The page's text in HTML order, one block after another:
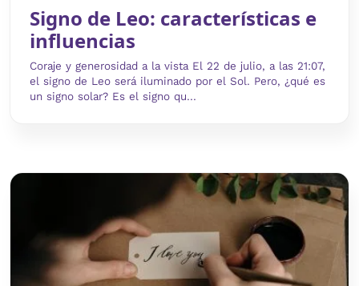
Signo de Leo: características e
influencias
Coraje y generosidad a la vista El 22 de julio, a las 21:07,
el signo de Leo será iluminado por el Sol. Pero, ¿qué es
un signo solar? Es el signo qu...